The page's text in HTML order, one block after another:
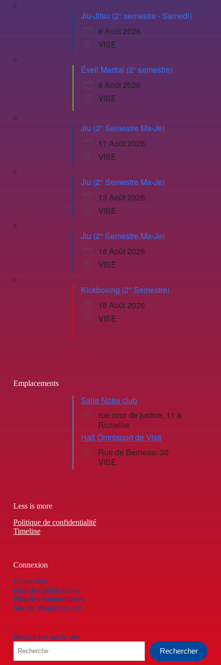
Jiu-Jitsu (2° semestre - Samedi)
8 Août 2026
VISE
Éveil Martial (2° semestre)
8 Août 2026
VISE
Jiu (2° Semestre Ma-Je)
11 Août 2026
VISE
Jiu (2° Semestre Ma-Je)
13 Août 2026
VISE
Jiu (2° Semestre Ma-Je)
18 Août 2026
VISE
Kickboxing (2° Semestre)
18 Août 2026
VISE
Emplacements
Salle Notre club
rue cour de justice, 11 a
Richellle
Hall Omnisport de Visé
Rue de Berneau, 30
VISE
Less is more
Politique de confidentialité
Timeline
Connexion
Connexion
Flux des publications
Flux des commentaires
Site de WordPress-FR
Rechercher sur le site
Rechercher